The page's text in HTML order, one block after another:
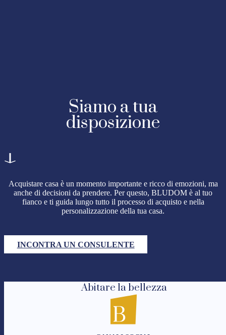
Siamo a tua
disposizione
Acquistare casa è un momento importante e ricco di emozioni, ma
anche di decisioni da prendere. Per questo, BLUDOM è al tuo
fianco e ti guida lungo tutto il processo di acquisto e nella
personalizzazione della tua casa.
INCONTRA UN CONSULENTE
Abitare la bellezza